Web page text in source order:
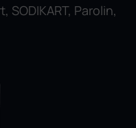
Parolin,